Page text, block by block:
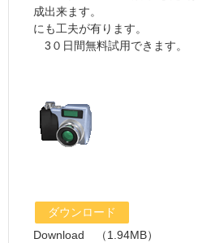
成出来ます。 面倒
にも工夫が有ります。
3０日間無料試用できます。
ダウンロード
Download （1.94MB）